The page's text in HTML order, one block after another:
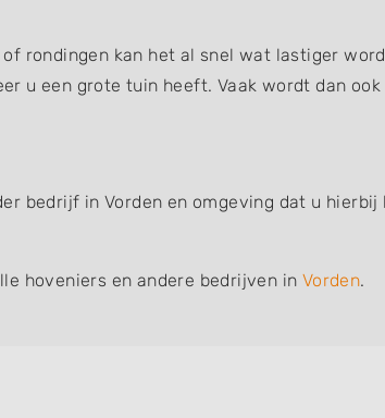
rondingen kan het al snel wat lastiger
u een grote tuin heeft. Vaak wordt dan ook
bedrijf in Vorden en omgeving dat u hierbij
hoveniers en andere bedrijven in Vorden.